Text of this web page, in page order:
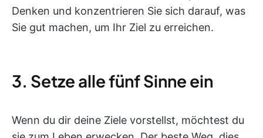
Denken und konzentrieren Sie sich darauf, was
Sie gut machen, um Ihr Ziel zu erreichen.
3. Setze alle fünf Sinne ein
Wenn du dir deine Ziele vorstellst, möchtest du